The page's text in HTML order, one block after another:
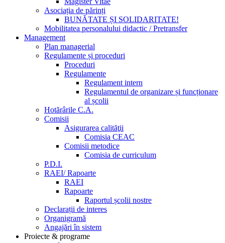
Asociația de părinți
BUNĂTATE ȘI SOLIDARITATE!
Mobilitatea personalului didactic / Pretransfer
Management
Plan managerial
Regulamente și proceduri
Proceduri
Regulamente
Regulament intern
Regulamentul de organizare și funcționare
al școlii
Hotărârile C.A.
Comisii
Asigurarea calităţii
Comisia CEAC
Comisii metodice
Comisia de curriculum
P.D.I.
RAEI/ Rapoarte
RAEI
Rapoarte
Raportul școlii nostre
Declarații de interes
Organigramă
Angajări în sistem
Proiecte & programe